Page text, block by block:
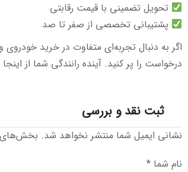
تحویل تضمینی با قیمت رقابتی
پشتیبانی تخصصی از صفر تا صد
اگر به دنبال تجربه‌ای متفاوت در خرید خودروی
درخواست را پر کنید. آینده رانندگی شما از
ثبت نقد و بررسی
نشانی ایمیل شما منتشر نخواهد شد. بخش‌های
نام شما *